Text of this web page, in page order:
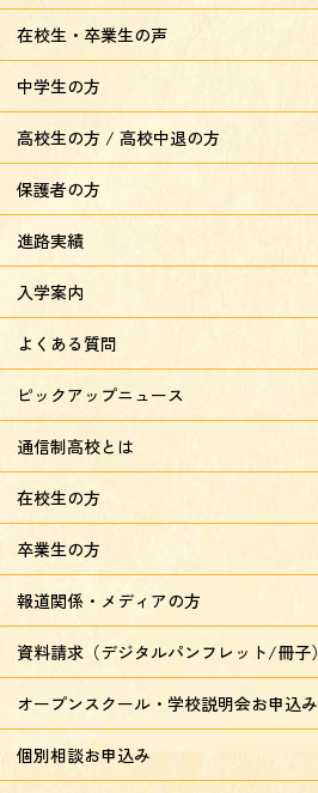
在校生・卒業生の声
中学生の方
高校生の方 / 高校中退の方
保護者の方
進路実績
入学案内
よくある質問
ピックアップニュース
通信制高校とは
在校生の方
卒業生の方
報道関係・メディアの方
資料請求（デジタルパンフレット/冊子）
オープンスクール・学校説明会お申込み
個別相談お申込み